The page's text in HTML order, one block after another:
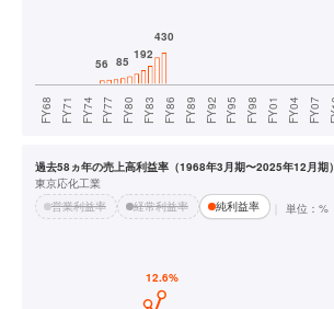
過去58ヵ年の売上高利益率（1968年3月期〜2025年12月期）
東京応化工業
営業利益率
経常利益率 純利益率 単位：%